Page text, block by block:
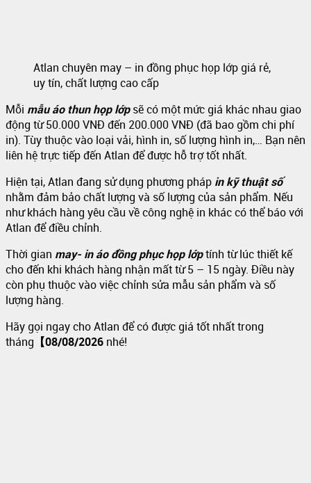
Atlan chuyên may – in đồng phục họp lớp giá rẻ,
uy tín, chất lượng cao cấp
Mỗi mẫu áo thun họp lớpsẽ có một mức giá khác nhau giao
động từ 50.000 VNĐ đến 200.000 VNĐ (đã bao gồm chi phí
in). Tùy thuộc vào loại vải, hình in, số lượng hình in,… Bạn nên
liên hệ trực tiếp đến Atlan để được hỗ trợ tốt nhất.
Hiện tại, Atlan đang sử dụng phương pháp in kỹ thuật số
nhằm đảm bảo chất lượng và số lượng của sản phẩm. Nếu
như khách hàng yêu cầu về công nghệ in khác có thể báo với
Atlan để điều chỉnh.
Thời gian may- in áo đồng phục họp lớptính từ lúc thiết kế
cho đến khi khách hàng nhận mất từ 5 – 15 ngày. Điều này
còn phụ thuộc vào việc chỉnh sửa mẫu sản phẩm và số
lượng hàng.
Hãy gọi ngay cho Atlan để có được giá tốt nhất trong
tháng 【08/08/2026 nhé!